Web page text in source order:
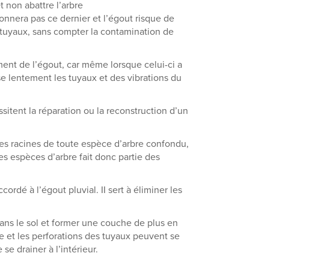
abattre l’arbre
pas ce dernier et l’égout risque de
sans compter la contamination de
de l’égout, car même lorsque celui-ci a
lentement les tuyaux et des vibrations du
la réparation ou la reconstruction d’un
racines de toute espèce d’arbre confondu,
espèces d’arbre fait donc partie des
à l’égout pluvial. II sert à éliminer les
le sol et former une couche de plus en
et les perforations des tuyaux peuvent se
drainer à l’intérieur.